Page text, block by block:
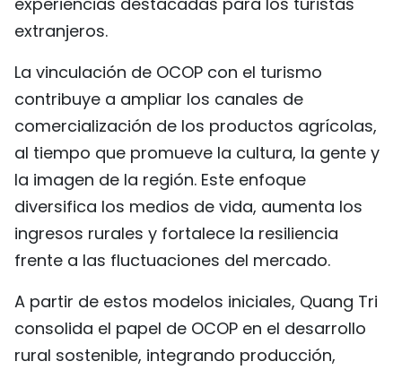
extranjeros.
La vinculación de OCOP con el turismo
contribuye a ampliar los canales de
comercialización de los productos agrícolas,
al tiempo que promueve la cultura, la gente y
la imagen de la región. Este enfoque
diversifica los medios de vida, aumenta los
ingresos rurales y fortalece la resiliencia
frente a las fluctuaciones del mercado.
A partir de estos modelos iniciales, Quang Tri
consolida el papel de OCOP en el desarrollo
rural sostenible, integrando producción,